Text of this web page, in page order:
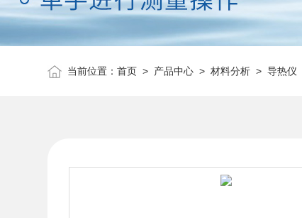
当前位置：首页 > 产品中心 >材料分析 >导热仪